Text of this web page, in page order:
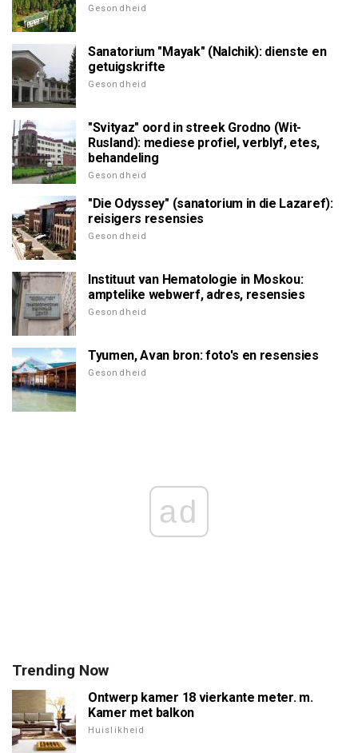
Gesondheid
Sanatorium "Mayak" (Nalchik): dienste en
getuigskrifte
Gesondheid
"Svityaz" oord in streek Grodno (Wit-
Rusland): mediese profiel, verblyf, etes,
behandeling
Gesondheid
"Die Odyssey" (sanatorium in die Lazaref):
reisigers resensies
Gesondheid
Instituut van Hematologie in Moskou:
amptelike webwerf, adres, resensies
Gesondheid
Tyumen, Avan bron: foto's en resensies
Gesondheid
ad
Trending Now
Ontwerp kamer 18 vierkante meter. m.
Kamer met balkon
Huislikheid